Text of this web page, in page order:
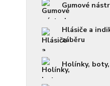
Gumové
Hlásiče a
záběru
Holínky,